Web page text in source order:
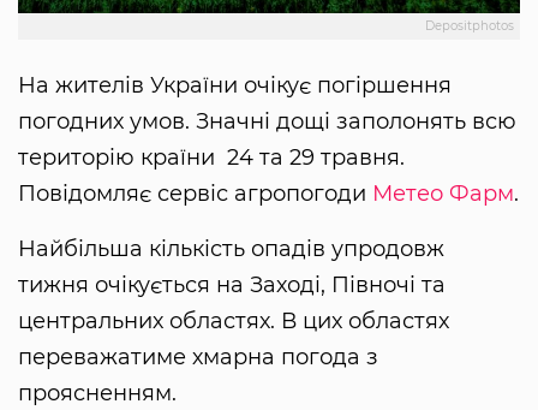
Depositphotos
На жителів України очікує погіршення
погодних умов. Значні дощі заполонять всю
територію країни 24 та 29 травня.
Повідомляє сервіс агропогоди Метео Фарм.
Найбільша кількість опадів упродовж
тижня очікується на Заході, Півночі та
центральних областях. В цих областях
переважатиме хмарна погода з
проясненням.